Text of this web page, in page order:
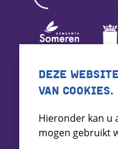
DEZE
VAN COOKIES.
Hieronder kan u
mogen gebruikt